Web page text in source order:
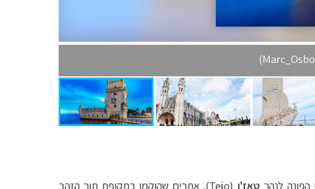
לנהר טאז'ו (
Tejo). אתרים שהוקמו בתקופת תור הזהב